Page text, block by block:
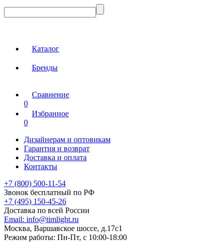
Каталог
Бренды
Сравнение
0
Избранное
0
Дизайнерам и оптовикам
Гарантия и возврат
Доставка и оплата
Контакты
+7 (800) 500-11-54
Звонок бесплатный по РФ
+7 (495) 150-45-26
Доставка по всей России
Email: info@timlight.ru
Москва, Варшавское шоссе, д.17c1
Режим работы: Пн-Пт, с 10:00-18:00